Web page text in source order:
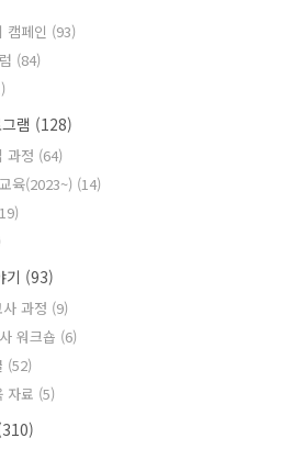
캠페인 (93)
(84)
램 (128)
과정 (64)
육(2023~) (14)
기 (93)
과정 (9)
워크숍 (6)
(52)
자료 (5)